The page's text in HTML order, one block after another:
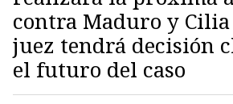
contra Maduro y Cilia
juez tendrá decisión
el futuro del caso